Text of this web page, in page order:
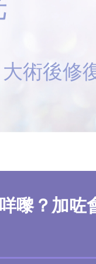
術後修
嚟？加咗